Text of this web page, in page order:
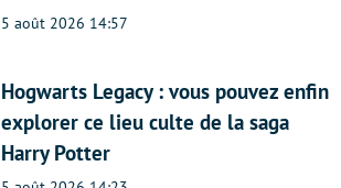
5 août 2026 14:57
Hogwarts Legacy : vous pouvez enfin
explorer ce lieu culte de la saga
Harry Potter